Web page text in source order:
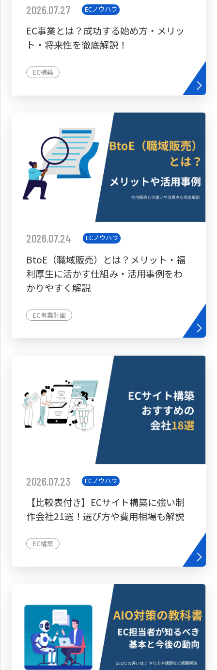
2026.07.27 ECノウハウ
EC事業とは？成功する始め方・メリッ
ト・将来性を徹底解説！
EC構築
2026.07.24 ECノウハウ
BtoE（職域販売）とは？メリット・福
利厚生に活かす仕組み・活用事例をわ
かりやすく解説
EC事業計画
2026.07.23 ECノウハウ
【比較表付き】ECサイト構築に強い制
作会社21選！選び方や費用相場も解説
EC構築